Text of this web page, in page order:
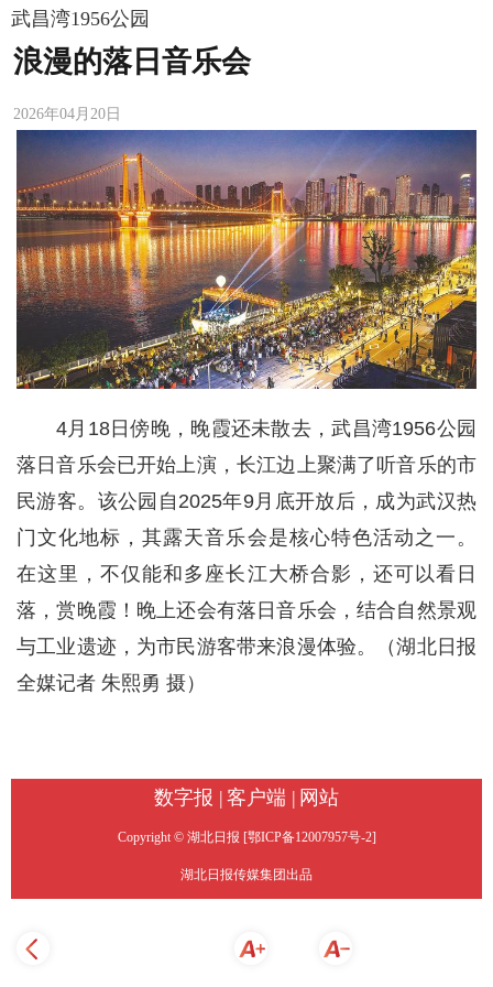
武昌湾1956公园
浪漫的落日音乐会
2026年04月20日
4月18日傍晚，晚霞还未散去，武昌湾1956公园
落日音乐会已开始上演，长江边上聚满了听音乐的市
民游客。该公园自2025年9月底开放后，成为武汉热
门文化地标，其露天音乐会是核心特色活动之一。
在这里，不仅能和多座长江大桥合影，还可以看日
落，赏晚霞！晚上还会有落日音乐会，结合自然景观
与工业遗迹，为市民游客带来浪漫体验。（湖北日报
全媒记者 朱熙勇 摄）
数字报 | 客户端 | 网站
Copyright © 湖北日报 [鄂ICP备12007957号-2]
湖北日报传媒集团出品